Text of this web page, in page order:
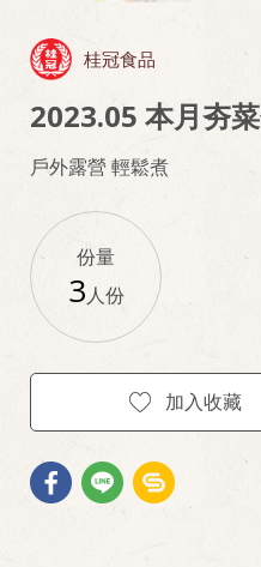
桂冠食品
2023.05 本月夯
戶外露營 輕鬆煮
份量
3人份
加入收藏